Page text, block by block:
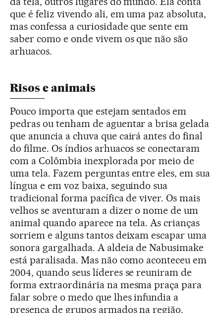
que é feliz vivendo ali, em uma paz absoluta,
mas confessa a curiosidade que sente em
saber como e onde vivem os que não são
arhuacos.
Risos e animais
Pouco importa que estejam sentados em
pedras ou tenham de aguentar a brisa gelada
que anuncia a chuva que cairá antes do final
do filme. Os índios arhuacos se conectaram
com a Colômbia inexplorada por meio de
uma tela. Fazem perguntas entre eles, em sua
língua e em voz baixa, seguindo sua
tradicional forma pacífica de viver. Os mais
velhos se aventuram a dizer o nome de um
animal quando aparece na tela. As crianças
sorriem e alguns tantos deixam escapar uma
sonora gargalhada. A aldeia de Nabusimake
está paralisada. Mas não como aconteceu em
2004, quando seus líderes se reuniram de
forma extraordinária na mesma praça para
falar sobre o medo que lhes infundia a
presença de grupos armados na região.